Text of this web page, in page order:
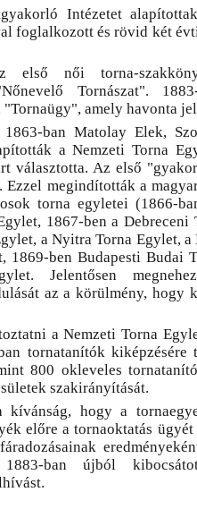
Intézetet
foglalkozott és rövid két
első női torna-
Tornászat".
amely havonta
ban Matolay Elek,
a Nemzeti Torna
választotta. Az első
megindították a
torna egyletei (1866-
1867-ben a Debreceni
a Nyitra Torna Egylet, a
1869-ben Budapesti Budai
Jelentősen
az a körülmény, hogy
a Nemzeti Torna
tornatanítók
800 okleveles
szakirányítását.
hogy a
előre a tornaoktatás
ban újból